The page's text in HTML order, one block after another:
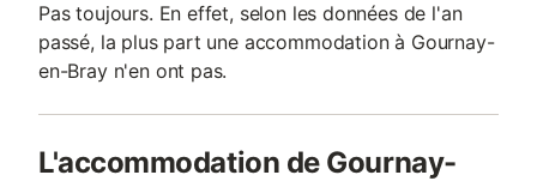
Pas toujours. En effet, selon les données de l'an
passé, la plus part une accommodation à Gournay-
en-Bray n'en ont pas.
L'accommodation de Gournay-